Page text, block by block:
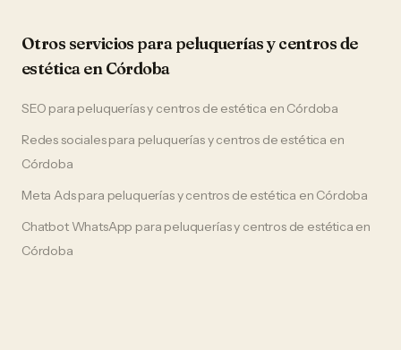
Otros servicios parapeluquerías y centros de
estéticaenCórdoba
SEO para peluquerías y centros de estética en Córdoba
Redes socialespara peluquerías y centros de estética en
Córdoba
Meta Adspara peluquerías y centros de estética en Córdoba
Chatbot WhatsApp para peluquerías y centros de estética en
Córdoba